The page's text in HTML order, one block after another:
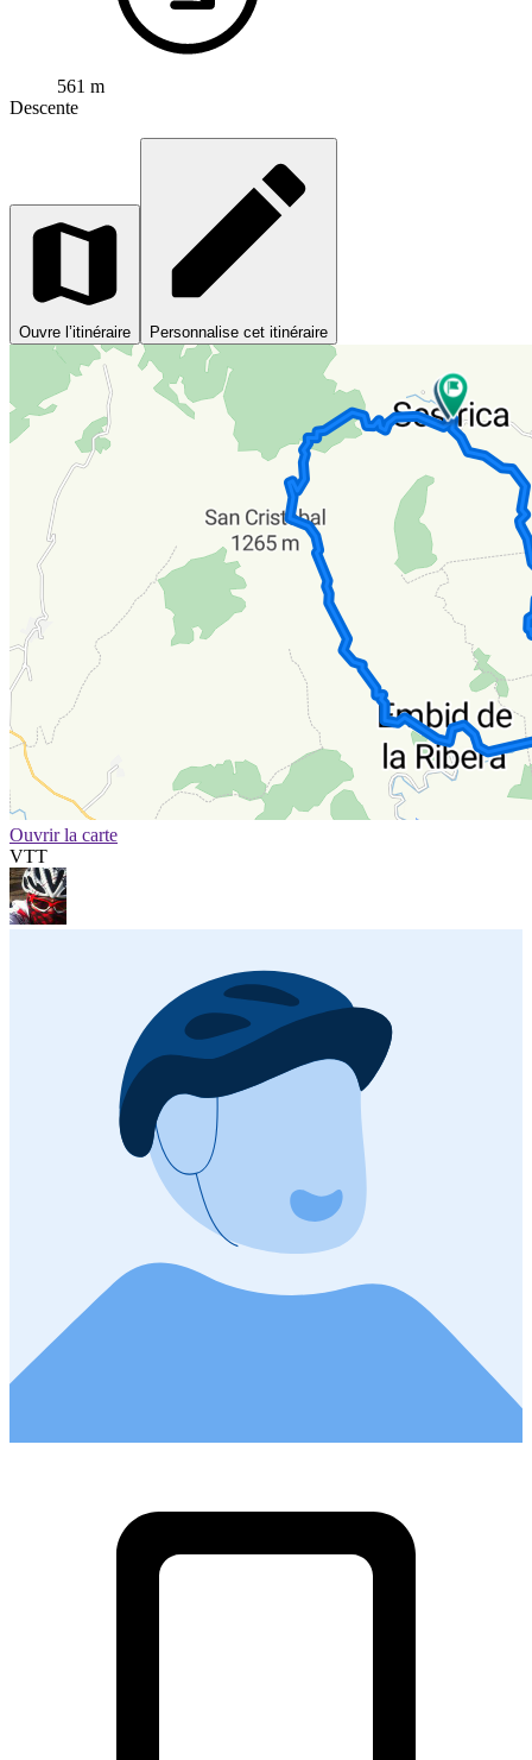
561 m
Descente
Ouvre l’itinéraire Personnalise cet itinéraire
Ouvrir la carte
VTT